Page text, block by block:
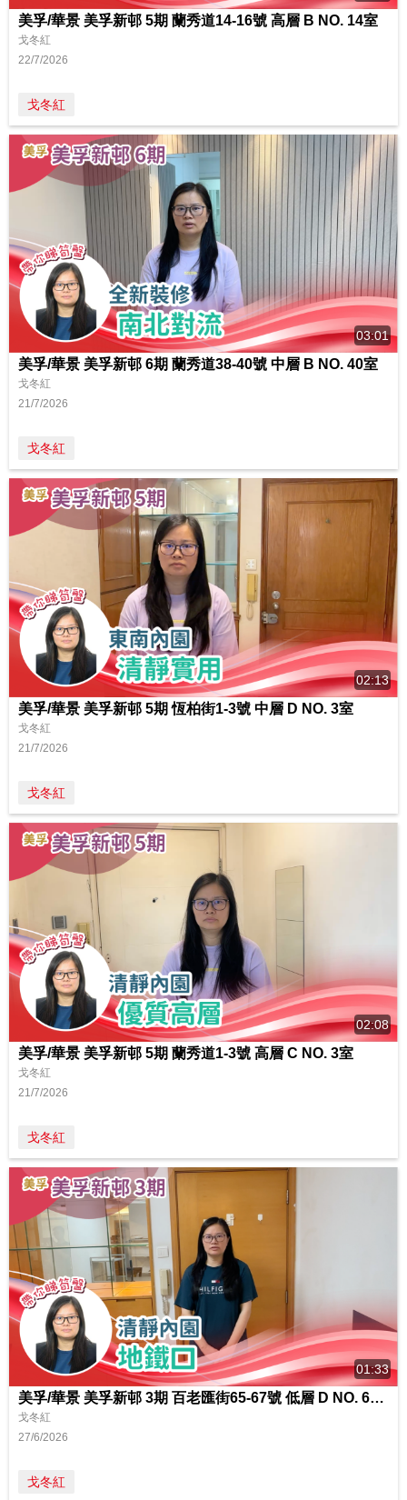
美孚/華景 美孚新邨 5期 蘭秀道14-16號 高層 B NO. 14室
戈冬紅
22/7/2026
戈冬紅
03:01
美孚/華景 美孚新邨 6期 蘭秀道38-40號 中層 B NO. 40室
戈冬紅
21/7/2026
戈冬紅
02:13
美孚/華景 美孚新邨 5期 恆柏街1-3號 中層 D NO. 3室
戈冬紅
21/7/2026
戈冬紅
02:08
美孚/華景 美孚新邨 5期 蘭秀道1-3號 高層 C NO. 3室
戈冬紅
21/7/2026
戈冬紅
01:33
美孚/華景 美孚新邨 3期 百老匯街65-67號 低層 D NO. 65室
戈冬紅
27/6/2026
戈冬紅